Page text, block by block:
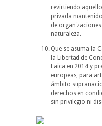
revirtiendo
privada
de
naturaleza.
Que se asuma la
la Libertad de
Laica en 2014 y
europeas, para
ámbito
derechos en
sin privilegio ni